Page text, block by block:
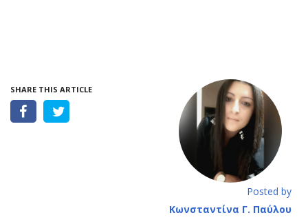
SHARE THIS ARTICLE
Posted by
Κωνσταντίνα Γ. Παύλου